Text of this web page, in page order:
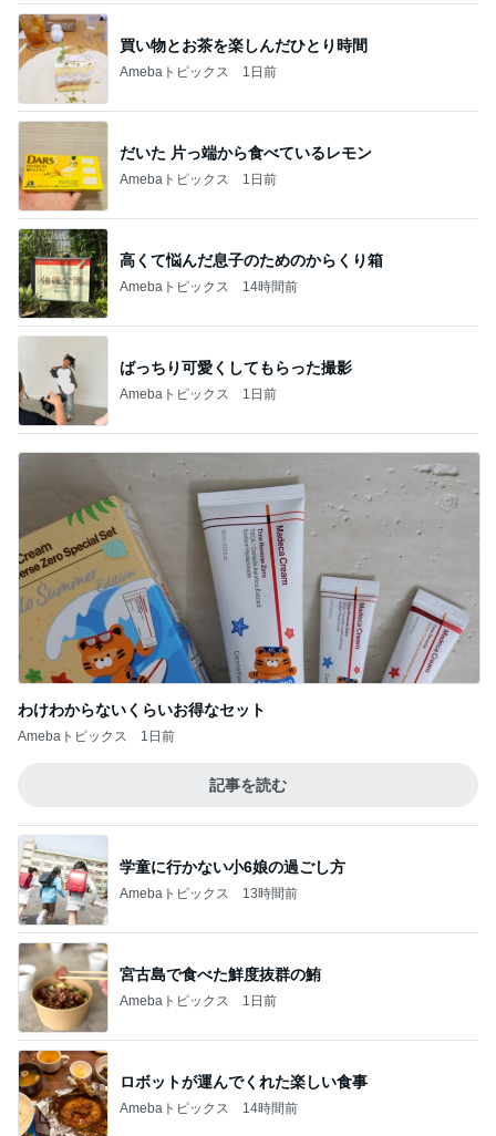
買い物とお茶を楽しんだひとり時間
Amebaトピックス 1日前
だいた 片っ端から食べているレモン
Amebaトピックス 1日前
高くて悩んだ息子のためのからくり箱
Amebaトピックス 14時間前
ばっちり可愛くしてもらった撮影
Amebaトピックス 1日前
わけわからないくらいお得なセット
Amebaトピックス 1日前
記事を読む
学童に行かない小6娘の過ごし方
Amebaトピックス 13時間前
宮古島で食べた鮮度抜群の鮪
Amebaトピックス 1日前
ロボットが運んでくれた楽しい食事
Amebaトピックス 14時間前